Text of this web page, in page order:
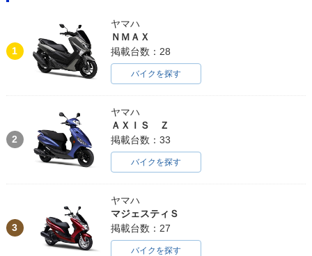
1
ヤマハ
ＮＭＡＸ
掲載台数：28
バイクを探す
2
ヤマハ
ＡＸＩＳ Ｚ
掲載台数：33
バイクを探す
3
ヤマハ
マジェスティＳ
掲載台数：27
バイクを探す